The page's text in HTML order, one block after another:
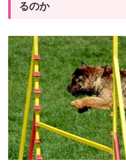
るのか